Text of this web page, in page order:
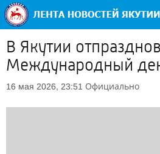
В Якутии
Международный
16 мая 2026, 23:51 Официально